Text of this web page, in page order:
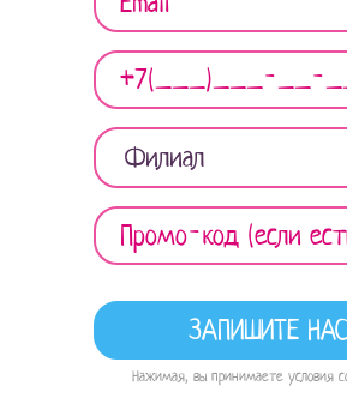
Нажимая, вы принимаете условия